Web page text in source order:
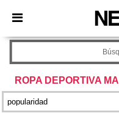
× App de
¡Mejores precios en
ROPA DEPORTIVA